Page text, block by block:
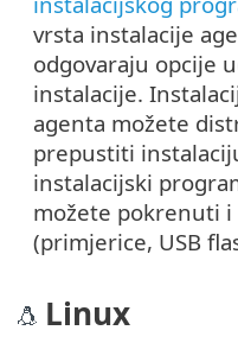
vrsta instalacije
odgovaraju opcije
instalacije.
agenta možete
prepustiti
instalacijski
možete pokrenuti
(primjerice, USB
Linux